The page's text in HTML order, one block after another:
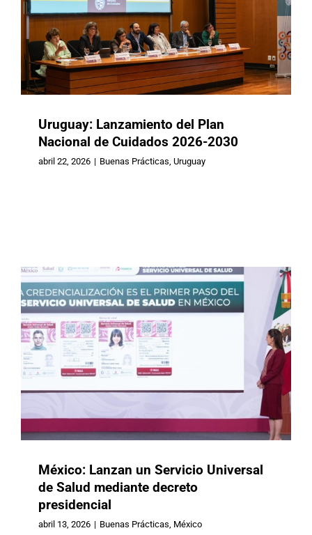
Uruguay: Lanzamiento del Plan
Nacional de Cuidados 2026-2030
abril 22, 2026 | Buenas Prácticas, Uruguay
México: Lanzan un Servicio
México: Lanzan un Servicio Universal
de Salud mediante decreto
presidencial
abril 13, 2026 | Buenas Prácticas, México
Brasil: El país se sumó a la Red
Mundial de Ciudades y Comunidades